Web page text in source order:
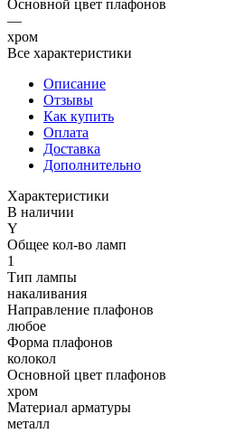
Основной цвет плафонов
—
хром
Все характеристики
Описание
Отзывы
Как купить
Оплата
Доставка
Дополнительно
Характеристики
В наличии
Y
Общее кол-во ламп
1
Тип лампы
накаливания
Направление плафонов
любое
Форма плафонов
колокол
Основной цвет плафонов
хром
Материал арматуры
металл